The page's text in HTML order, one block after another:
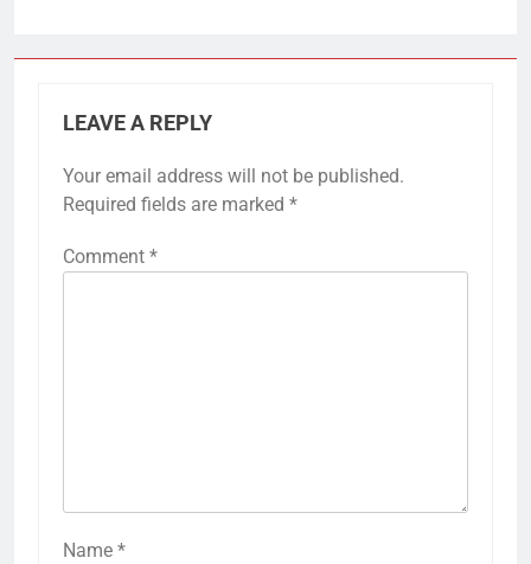
LEAVE A REPLY
Your email address will not be published.
Required fields are marked *
Comment *
Name *